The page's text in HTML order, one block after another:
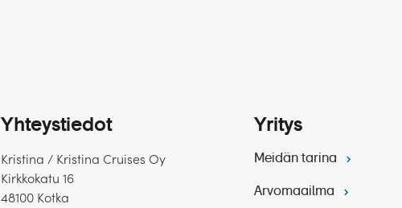
Yhteystiedot
Kristina / Kristina Cruises Oy
Kirkkokatu 16
48100 Kotka
Yritys
Meidän tarina
Arvomaailma